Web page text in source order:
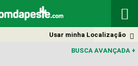


Usar minha Localização
BUSCA AVANÇADA +